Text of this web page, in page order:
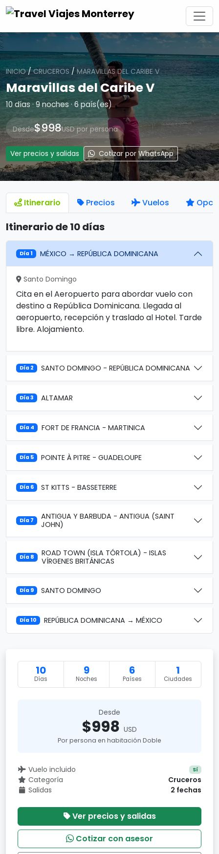
INICIO/CRUCEROS / MARAVILLAS DEL CARIBE V
Maravillas del Caribe V
10 días · 9 noches · 6 país(es)
Desde$998USD por persona
Ver precios y salidas Cotizar por WhatsApp
Itinerario Precios Vuelos
Itinerario de 10 días
Día 1 MÉXICO → REPÚBLICA DOMINICANA
Santo Domingo
Cita en el Aeropuerto para abordar vuelo con
destino a República Dominicana. Llegada al
aeropuerto, recepción y traslado al Hotel. Tarde
libre. Alojamiento.
Día 2 SANTO DOMINGO - REPÚBLICA DOMINICANA
Día 3 ALTAMAR
Día 4 FORT DE FRANCIA - MARTINICA
Día 5 POINTE À PITRE - GUADELOUPE
Día 6 ST KITTS - BASSETERRE
Día 7
ANTIGUA Y BARBUDA - ANTIGUA (SAINT
JOHN)
Día 8
ROAD TOWN (ISLA TÓRTOLA) - ISLAS
VÍRGENES BRITÁNICAS
Día 9 SANTO DOMINGO
Día 10 REPÚBLICA DOMINICANA → MÉXICO
10
Días
9
Noches
6
Países
1
Ciudades
Desde
$998 USD
Por persona en habitación Doble
Vuelo incluido Sí
Categoría
Cruceros
Salidas
2 fechas
Ver precios y salidas
Cotizar con asesor